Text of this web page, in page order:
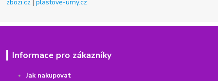
zbozi.cz |plastove-urny.cz
Informace pro zákazníky
Jak nakupovat